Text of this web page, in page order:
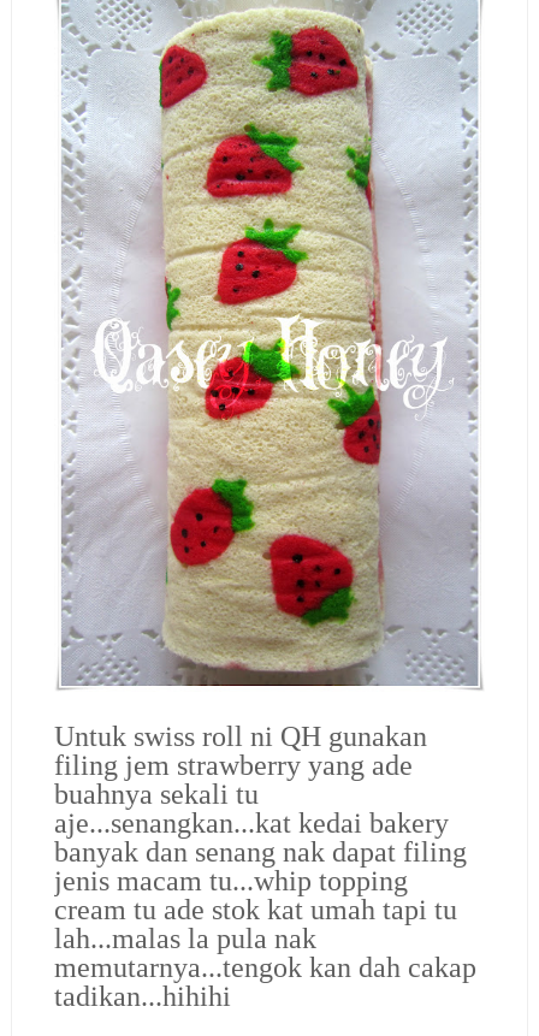
Untuk swiss roll ni QH gunakan
filing jem strawberry yang ade
buahnya sekali tu
aje...senangkan...kat kedai bakery
banyak dan senang nak dapat filing
jenis macam tu...whip topping
cream tu ade stok kat umah tapi tu
lah...malas la pula nak
memutarnya...tengok kan dah cakap
tadikan...hihihi